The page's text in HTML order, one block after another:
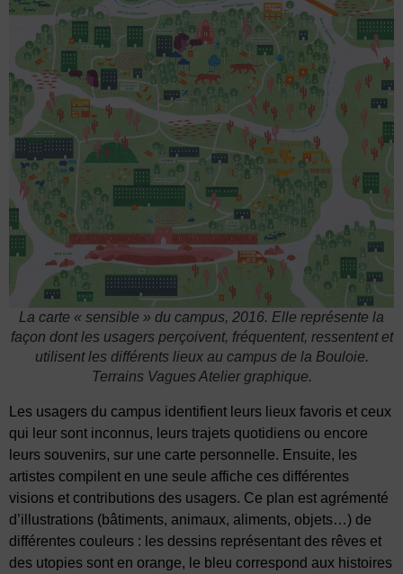
La carte « sensible » du campus, 2016. Elle représente la
façon dont les usagers perçoivent, fréquentent, ressentent et
utilisent les différents lieux au campus de la Bouloie.
Terrains Vagues Atelier graphique.
Les usagers du campus identifient leurs lieux favoris et ceux
qui leur sont inconnus, leurs trajets quotidiens ou encore
leurs souvenirs, sur une carte personnelle. Ensuite, les
artistes compilent en une seule affiche ces différentes
visions et contributions des usagers. Ce plan est agrémenté
d’illustrations (bâtiments, animaux, aliments, objets…) de
différentes couleurs : les dessins représentant des rêves et
des utopies sont en orange, le bleu correspond aux histoires